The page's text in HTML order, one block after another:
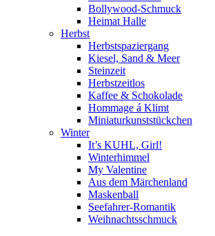
Bollywood-Schmuck
Heimat Halle
Herbst
Herbstspaziergang
Kiesel, Sand & Meer
Steinzeit
Herbstzeitlos
Kaffee & Schokolade
Hommage á Klimt
Miniaturkunststückchen
Winter
It’s KUHL, Girl!
Winterhimmel
My Valentine
Aus dem Märchenland
Maskenball
Seefahrer-Romantik
Weihnachtsschmuck